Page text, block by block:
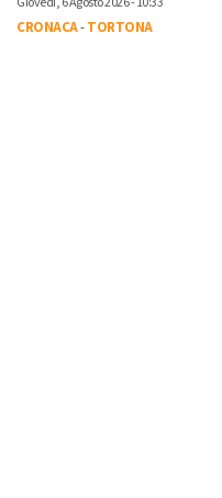
CRONACA-TORTONA